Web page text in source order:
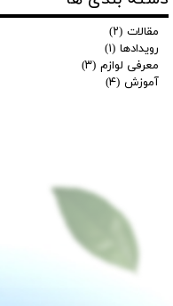
مقالات (۲)
رویدادها (۱)
معرفی لوازم (۳)
آموزش (۴)